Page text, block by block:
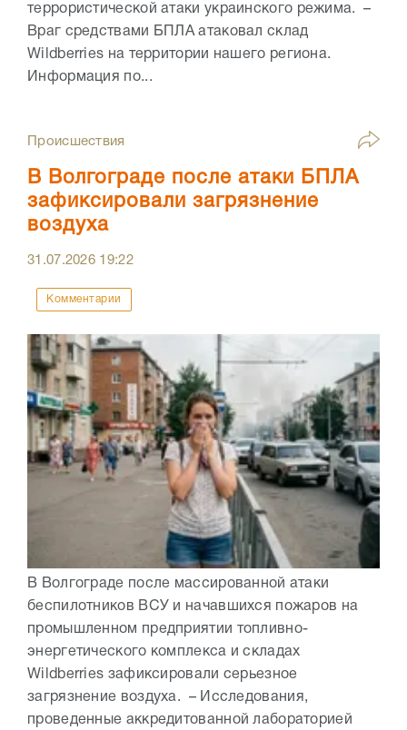
террористической атаки украинского режима. –
Враг средствами БПЛА атаковал склад
Wildberries на территории нашего региона.
Информация по...
Происшествия
В Волгограде после атаки БПЛА
зафиксировали загрязнение
воздуха
31.07.2026 19:22
Комментарии
В Волгограде после массированной атаки
беспилотников ВСУ и начавшихся пожаров на
промышленном предприятии топливно-
энергетического комплекса и складах
Wildberries зафиксировали серьезное
загрязнение воздуха. – Исследования,
проведенные аккредитованной лабораторией